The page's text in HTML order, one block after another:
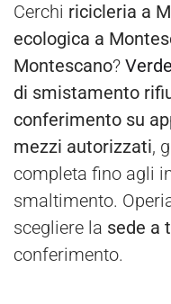
Cerchi ricicleria a
ecologica a
Montescano? Verde
di smistamento
conferimento su
mezzi autorizzati,
completa fino agli
smaltimento.
scegliere la sede a
conferimento.